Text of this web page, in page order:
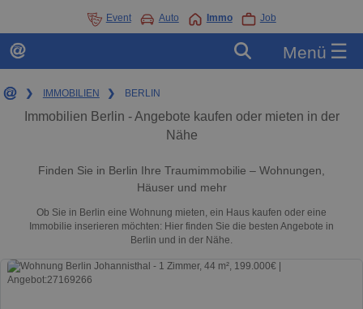
Event Auto Immo Job
Menü ☰
❯ IMMOBILIEN ❯ BERLIN
Immobilien Berlin - Angebote kaufen oder mieten in der
Nähe
Finden Sie in Berlin Ihre Traumimmobilie – Wohnungen,
Häuser und mehr
Ob Sie in Berlin eine Wohnung mieten, ein Haus kaufen oder eine
Immobilie inserieren möchten: Hier finden Sie die besten Angebote in
Berlin und in der Nähe.